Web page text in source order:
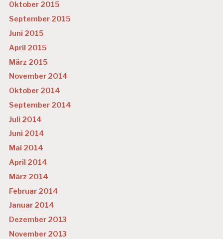
Oktober 2015
September 2015
Juni 2015
April 2015
März 2015
November 2014
Oktober 2014
September 2014
Juli 2014
Juni 2014
Mai 2014
April 2014
März 2014
Februar 2014
Januar 2014
Dezember 2013
November 2013